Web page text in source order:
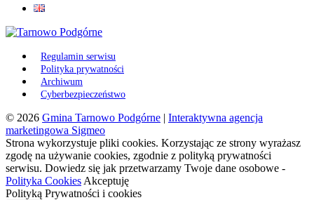
Regulamin serwisu
Polityka prywatności
Archiwum
Cyberbezpieczeństwo
© 2026 Gmina Tarnowo Podgórne | Interaktywna agencja
marketingowa Sigmeo
Strona wykorzystuje pliki cookies. Korzystając ze strony wyrażasz
zgodę na używanie cookies, zgodnie z polityką prywatności
serwisu. Dowiedz się jak przetwarzamy Twoje dane osobowe -
Polityka Cookies Akceptuję
Polityką Prywatności i cookies